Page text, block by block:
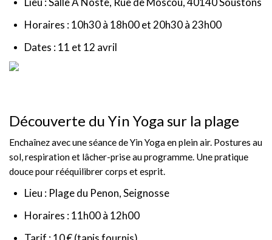
Horaires : 10h30 à 18h00 et 20h30 à 23h00
Dates : 11 et 12 avril
Découverte du Yin Yoga sur la plage
Enchaînez avec une séance de Yin Yoga en plein air. Postures au
sol, respiration et lâcher-prise au programme. Une pratique
douce pour rééquilibrer corps et esprit.
Lieu : Plage du Penon, Seignosse
Horaires : 11h00 à 12h00